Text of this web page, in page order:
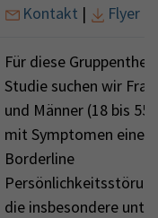
Kontakt | Flyer
Für diese
Studie suchen wir
und Männer (18 bis
mit Symptomen einer
Borderline
die insbesondere unter